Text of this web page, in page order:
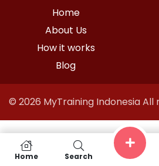
Home
About Us
How it works
Blog
© 2026 MyTraining Indonesia All
Home Search